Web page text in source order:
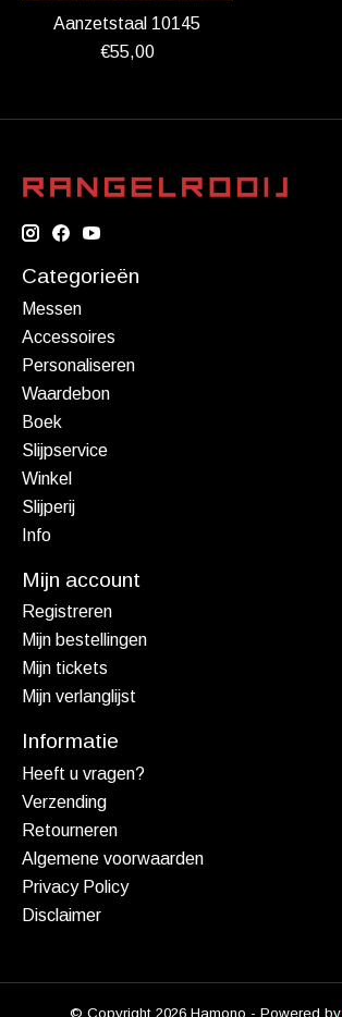
Aanzetstaal 10145
€55,00
Categorieën
Messen
Accessoires
Personaliseren
Waardebon
Boek
Slijpservice
Winkel
Slijperij
Info
Mijn account
Registreren
Mijn bestellingen
Mijn tickets
Mijn verlanglijst
Informatie
Heeft u vragen?
Verzending
Retourneren
Algemene voorwaarden
Privacy Policy
Disclaimer
© Copyright 2026 Hamono - Powered by